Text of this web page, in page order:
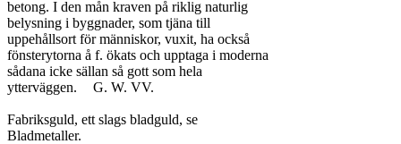
betong. I den mån kraven på riklig naturlig
belysning i byggnader, som tjäna till
uppehållsort för människor, vuxit, ha också
fönsterytorna å f. ökats och upptaga i moderna
sådana icke sällan så gott som hela
ytterväggen.	G. W. VV.
Fabriksguld, ett slags bladguld, se
Bladmetaller.